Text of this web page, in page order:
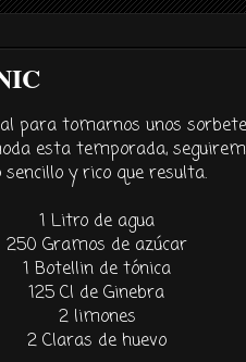
para tomarnos unos
esta temporada,
sencillo y rico que resulta.
1 Litro de agua
250 Gramos de azúcar
1 Botellin de tónica
125 Cl de Ginebra
2 limones
2 Claras de huevo